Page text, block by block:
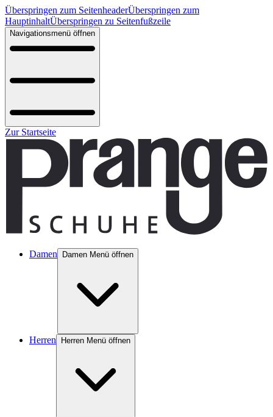
Überspringen zum SeitenheaderÜberspringen zum
HauptinhaltÜberspringen zu Seitenfußzeile
Navigationsmenü öffnen
Zur Startseite
Damen Damen Menü öffnen
Herren Herren Menü öffnen